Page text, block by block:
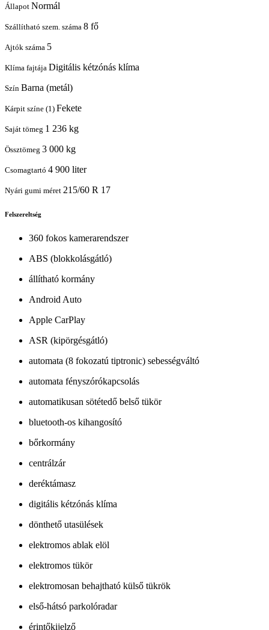
Állapot Normál
Szállítható szem. száma 8 fő
Ajtók száma 5
Klíma fajtája Digitális kétzónás klíma
Szín Barna (metál)
Kárpit színe (1) Fekete
Saját tömeg 1 236 kg
Össztömeg 3 000 kg
Csomagtartó 4 900 liter
Nyári gumi méret 215/60 R 17
Felszereltség
360 fokos kamerarendszer
ABS (blokkolásgátló)
állítható kormány
Android Auto
Apple CarPlay
ASR (kipörgésgátló)
automata (8 fokozatú tiptronic) sebességváltó
automata fényszórókapcsolás
automatikusan sötétedő belső tükör
bluetooth-os kihangosító
bőrkormány
centrálzár
deréktámasz
digitális kétzónás klíma
dönthető utasülések
elektromos ablak elöl
elektromos tükör
elektromosan behajtható külső tükrök
első-hátsó parkolóradar
érintőkijelző